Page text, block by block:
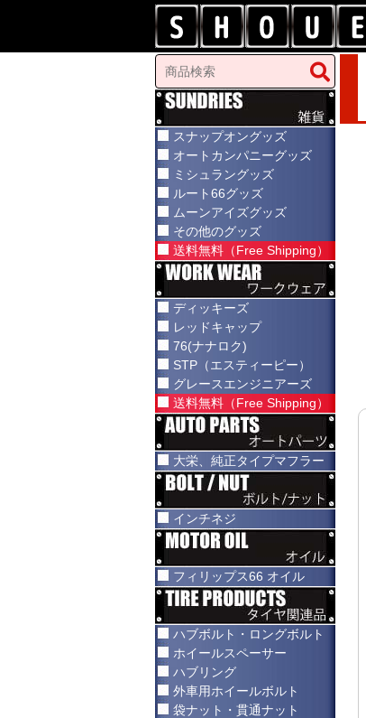
スナップオングッズ
オートカンパニーグッズ
ミシュラングッズ
ルート66グッズ
ムーンアイズグッズ
その他のグッズ
送料無料（Free Shipping）
ディッキーズ
レッドキャップ
76(ナナロク)
STP（エスティーピー）
グレースエンジニアーズ
送料無料（Free Shipping）
大栄、純正タイプマフラー
インチネジ
フィリップス66 オイル
ハブボルト・ロングボルト
ホイールスペーサー
ハブリング
外車用ホイールボルト
袋ナット・貫通ナット